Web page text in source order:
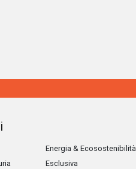
Energia & Ecosostenibilità
Esclusiva